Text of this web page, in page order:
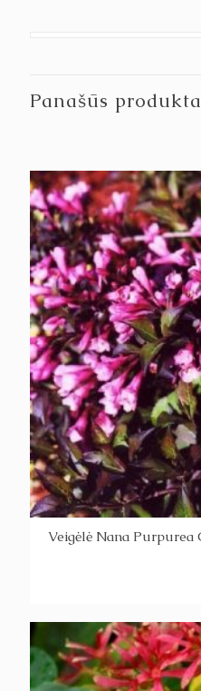
Panašūs
Veigėlė Nana Purpurea